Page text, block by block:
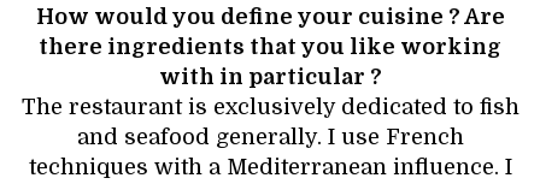
How would you define your cuisine ? Are
there ingredients that you like working
with in particular ?
The restaurant is exclusively dedicated to fish
and seafood generally. I use French
techniques with a Mediterranean influence. I